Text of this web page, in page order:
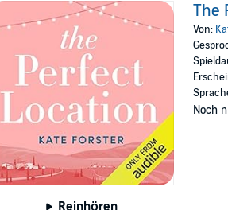
Reinhören
The
Von:
Noch